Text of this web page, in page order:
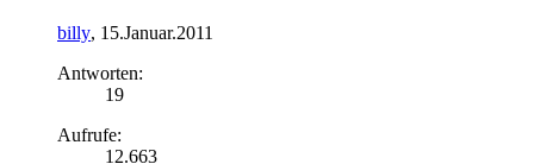
billy, 15.Januar.2011
Antworten:
19
Aufrufe:
12.663